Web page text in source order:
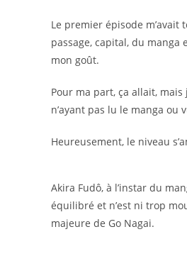
Le premier épisode
passage, capital, du manga
mon goût.
Pour ma part, ça allait,
n’ayant pas lu le manga ou
Heureusement, le niveau
Akira Fudô, à l’instar du
équilibré et n’est ni trop
majeure de Go Nagai.